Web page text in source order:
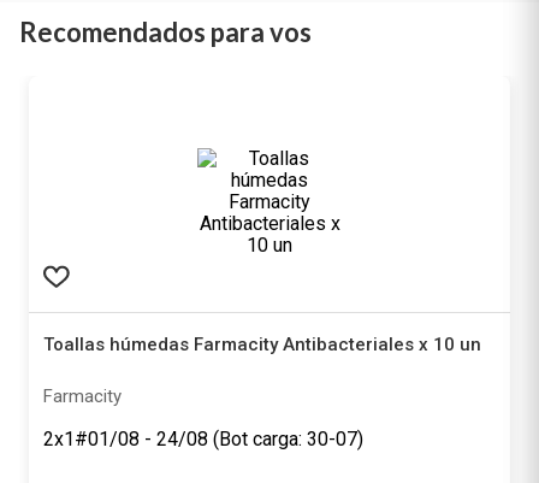
Recomendados para vos
Toallas húmedas Farmacity Antibacteriales x 10 un
Farmacity
2x1#01/08 - 24/08 (Bot carga: 30-07)